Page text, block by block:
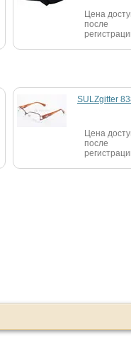
Цена
после
SULZgitter
Цена
после